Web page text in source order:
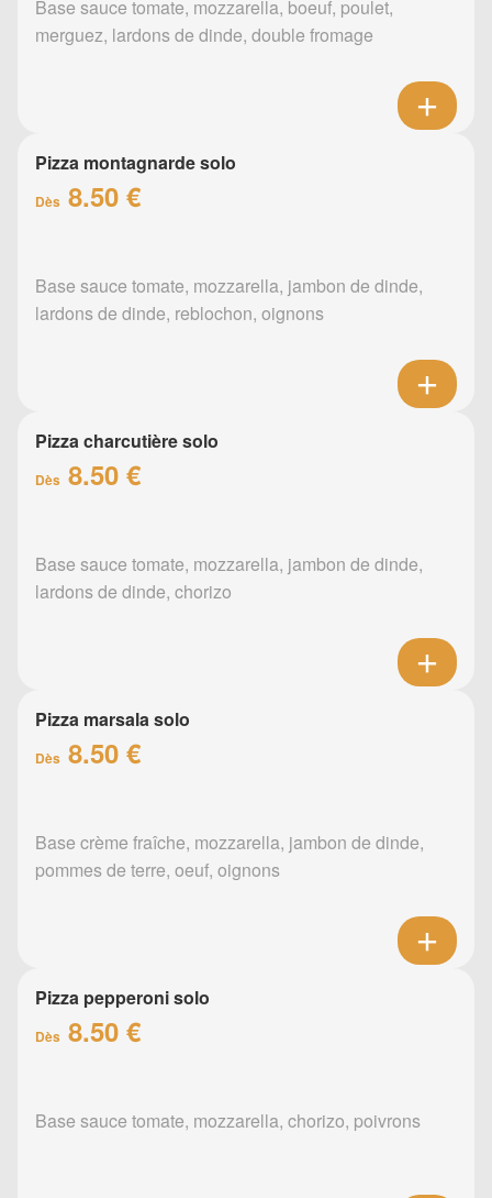
Base sauce tomate, mozzarella, boeuf, poulet,
merguez, lardons de dinde, double fromage
Pizza montagnarde solo
Dès 8.50 €
Base sauce tomate, mozzarella, jambon de dinde,
lardons de dinde, reblochon, oignons
Pizza charcutière solo
Dès 8.50 €
Base sauce tomate, mozzarella, jambon de dinde,
lardons de dinde, chorizo
Pizza marsala solo
Dès 8.50 €
Base crème fraîche, mozzarella, jambon de dinde,
pommes de terre, oeuf, oignons
Pizza pepperoni solo
Dès 8.50 €
Base sauce tomate, mozzarella, chorizo, poivrons